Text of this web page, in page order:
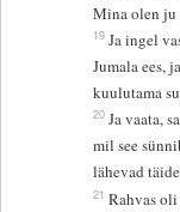
Mina olen ju
19 Ja ingel
Jumala ees,
kuulutama
20 Ja vaata,
mil see
lähevad
21 Rahvas